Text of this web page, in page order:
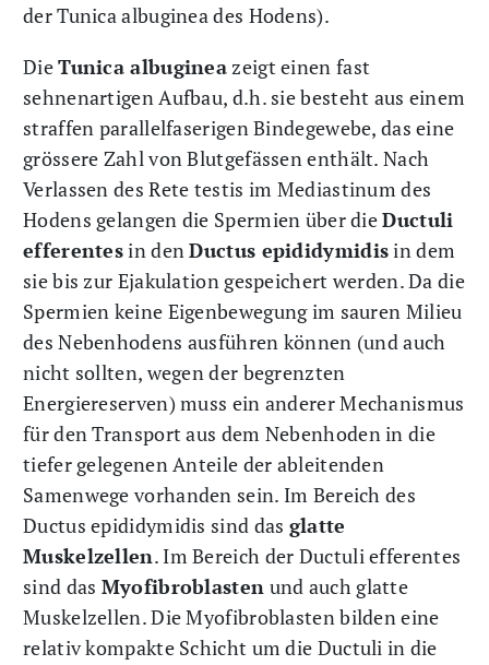
der Tunica albuginea des Hodens).
DieTunica albuginea zeigt einen fast
sehnenartigen Aufbau, d.h. sie besteht aus einem
straffen parallelfaserigen Bindegewebe, das eine
grössere Zahl von Blutgefässen enthält. Nach
Verlassen des Rete testis im Mediastinum des
Hodens gelangen die Spermien über dieDuctuli
efferentesin denDuctus epididymidisin dem
sie bis zur Ejakulation gespeichert werden. Da die
Spermien keine Eigenbewegung im sauren Milieu
des Nebenhodens ausführen können (und auch
nicht sollten, wegen der begrenzten
Energiereserven) muss ein anderer Mechanismus
für den Transport aus dem Nebenhoden in die
tiefer gelegenen Anteile der ableitenden
Samenwege vorhanden sein. Im Bereich des
Ductus epididymidis sind das glatte
Muskelzellen. Im Bereich der Ductuli efferentes
sind das Myofibroblasten und auch glatte
Muskelzellen. Die Myofibroblasten bilden eine
relativ kompakte Schicht um die Ductuli in die